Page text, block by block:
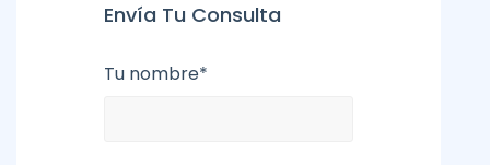
Envía Tu Consulta
Tu nombre*